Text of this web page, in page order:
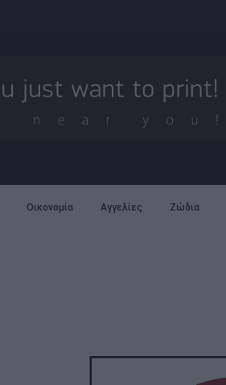
Οικονομία Αγγελίες Ζώδια